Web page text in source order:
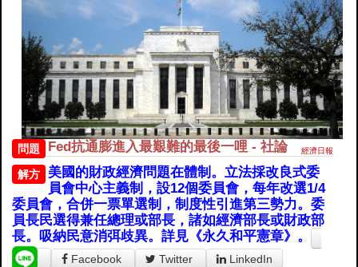
問題 Fed抗通膨進入最艱難的最後一哩 - 社論 經濟日報
解方
美國的財政經濟問題在體制。立法採改良式委
員會中心主義制，設12個委員會，每年改選1/4
委員會，合併一票單選制，制度性引進第三勢力。委
員長民選得兼任總理或部長，諸如經濟部長或財政部
長。吸納民意消弭歧異。詳見《永久和平憲章》。
Facebook Twitter LinkedIn